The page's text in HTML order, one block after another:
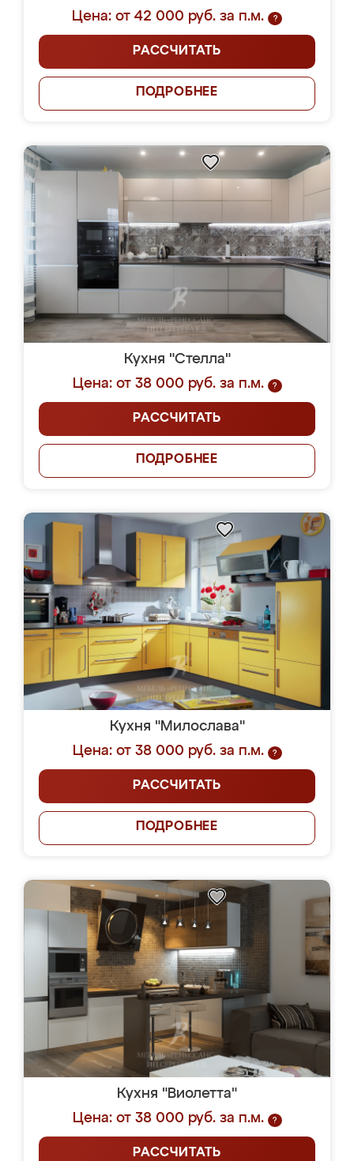
Цена: от 42 000 руб. за п.м.
?
РАССЧИТАТЬ
ПОДРОБНЕЕ
Кухня "Стелла"
Цена: от 38 000 руб. за п.м.
?
РАССЧИТАТЬ
ПОДРОБНЕЕ
Кухня "Милослава"
Цена: от 38 000 руб. за п.м.
?
РАССЧИТАТЬ
ПОДРОБНЕЕ
Кухня "Виолетта"
Цена: от 38 000 руб. за п.м.
?
РАССЧИТАТЬ